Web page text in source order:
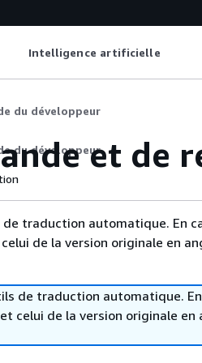
Intelligence artificielle
du développeur
du développeuret de
traduction automatique. En
de la version originale en
de traduction automatique.
celui de la version originale en